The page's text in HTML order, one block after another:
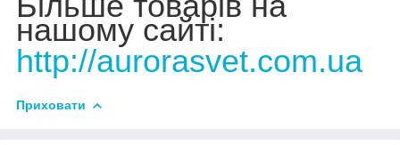
нашому сайті:
http://aurorasvet.com.ua
Приховати